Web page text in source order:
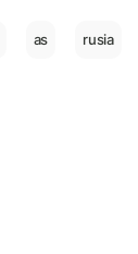
as rusia